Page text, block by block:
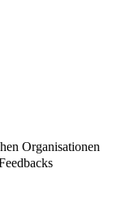
Organisationen